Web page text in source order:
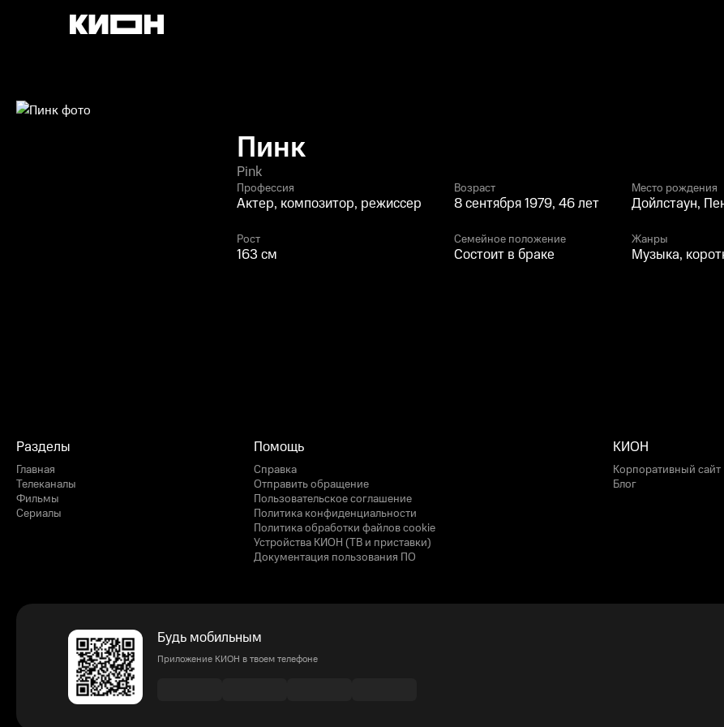
Пинк
Pink
Профессия
Актер, композитор, режиссер
Возраст
8 сентября 1979, 46 лет
Место рождения
Дойлстаун,
Рост
163 см
Семейное положение
Состоит в браке
Жанры
Музыка,
Разделы
Главная
Телеканалы
Фильмы
Сериалы
Помощь
Справка
Отправить обращение
Пользовательское соглашение
Политика конфиденциальности
Политика обработки файлов cookie
Устройства КИОН (ТВ и приставки)
Документация пользования ПО
КИОН
Корпоративный сайт
Блог
Будь мобильным
Приложение КИОН в твоем телефоне